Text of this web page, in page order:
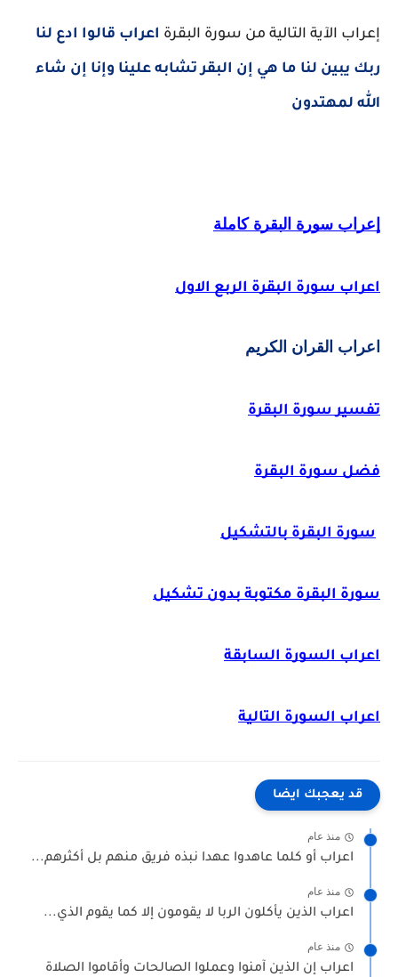
إعراب الآية التالية من سورة البقرة اعراب قالوا ادع لنا
ربك يبين لنا ما هي إن البقر تشابه علينا وإنا إن شاء
الله لمهتدون
إعراب سورة البقرة كاملة
اعراب سورة البقرة الربع الاول
اعراب القران الكريم
تفسير سورة البقرة
فضل سورة البقرة
سورة البقرة بالتشكيل
سورة البقرة مكتوبة بدون تشكيل
اعراب السورة السابقة
اعراب السورة التالية
قد يعجبك ايضا
منذ عام
اعراب أو كلما عاهدوا عهدا نبذه فريق منهم بل أكثرهم...
منذ عام
اعراب الذين يأكلون الربا لا يقومون إلا كما يقوم الذي...
منذ عام
اعراب إن الذين آمنوا وعملوا الصالحات وأقاموا الصلاة